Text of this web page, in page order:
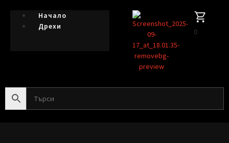
Начало
Дрехи
0